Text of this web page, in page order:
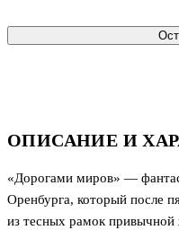
ОПИСАНИЕ И
«Дорогами миров» —
Оренбурга, который после
из тесных рамок привычной